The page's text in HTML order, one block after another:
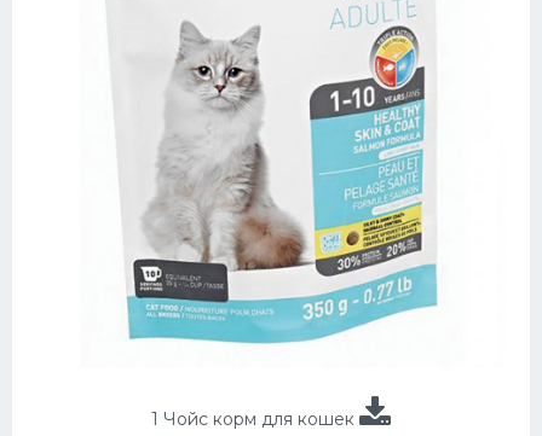
1 Чойс корм для кошек